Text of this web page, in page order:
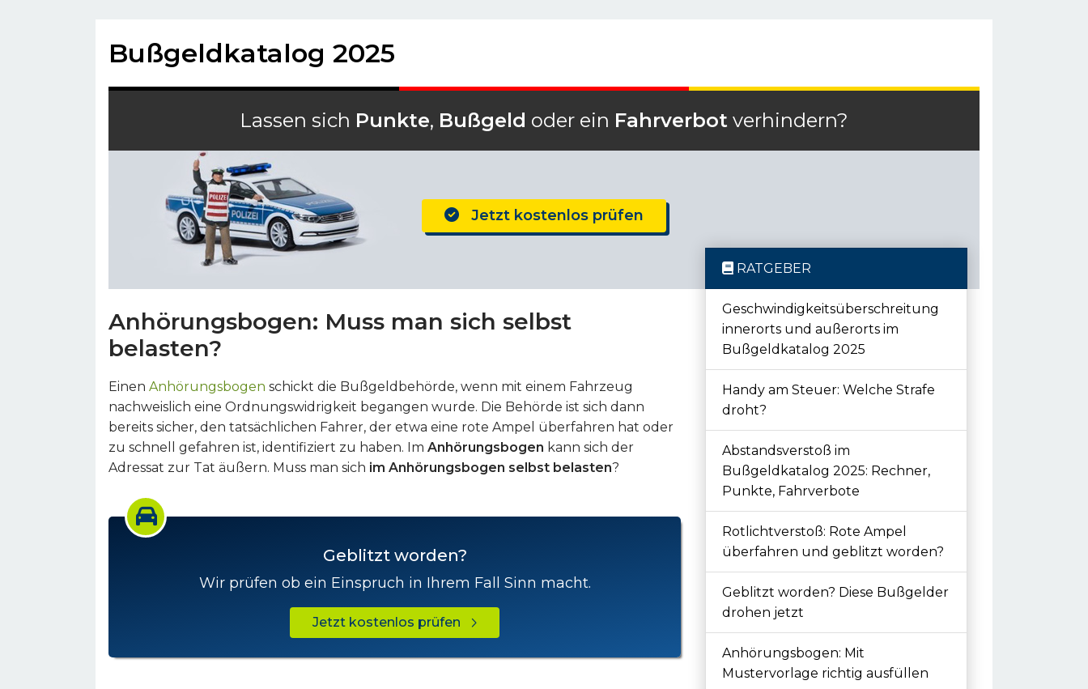
Bußgeldkatalog 2025
Lassen sich Punkte, Bußgeld oder ein Fahrverbot verhindern?
Jetzt kostenlos prüfen
Anhörungsbogen: Muss man sich selbst
belasten?
Einen Anhörungsbogen schickt die Bußgeldbehörde, wenn mit einem Fahrzeug
nachweislich eine Ordnungswidrigkeit begangen wurde. Die Behörde ist sich dann
bereits sicher, den tatsächlichen Fahrer, der etwa eine rote Ampel überfahren hat oder
zu schnell gefahren ist, identifiziert zu haben. Im Anhörungsbogen kann sich der
Adressat zur Tat äußern. Muss man sich im Anhörungsbogen selbst belasten?
Geblitzt worden?
Wir prüfen ob ein Einspruch in Ihrem Fall Sinn macht.
Jetzt kostenlos prüfen
RATGEBER
Geschwindigkeitsüberschreitung
innerorts und außerorts im
Bußgeldkatalog 2025
Handy am Steuer: Welche Strafe
droht?
Abstandsverstoß im
Bußgeldkatalog 2025: Rechner,
Punkte, Fahrverbote
Rotlichtverstoß: Rote Ampel
überfahren und geblitzt worden?
Geblitzt worden? Diese Bußgelder
drohen jetzt
Anhörungsbogen: Mit
Mustervorlage richtig ausfüllen